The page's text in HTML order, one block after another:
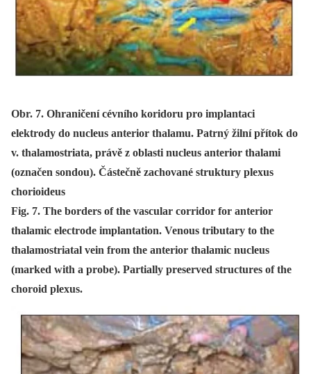
Obr. 7. Ohraničení cévního koridoru pro implantaci
elektrody do nucleus anterior thalamu. Patrný žilní přítok do
v. thalamostriata, právě z oblasti nucleus anterior thalami
(označen sondou). Částečně zachované struktury plexus
chorioideus
Fig. 7. The borders of the vascular corridor for anterior
thalamic electrode implantation. Venous tributary to the
thalamostriatal vein from the anterior thalamic nucleus
(marked with a probe). Partially preserved structures of the
choroid plexus.